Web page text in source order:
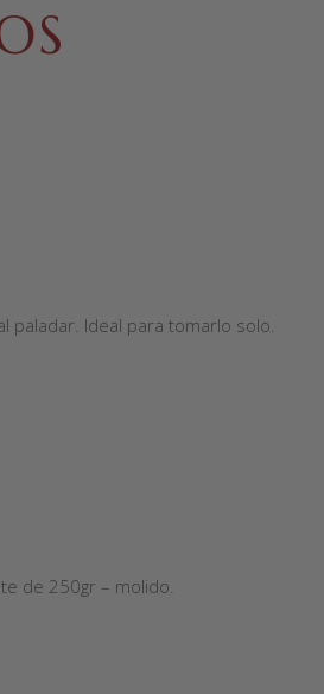
paladar. Ideal para tomarlo solo.
de 250gr – molido.